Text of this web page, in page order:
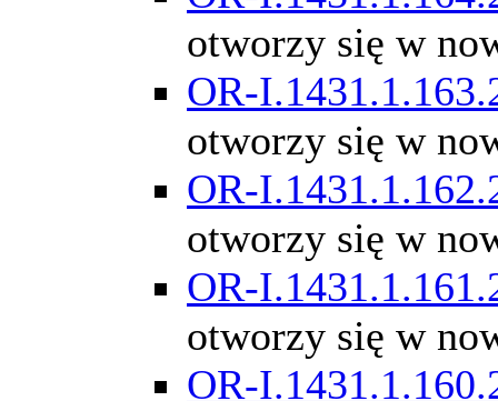
otworzy się w
OR-
otworzy się w
OR-
otworzy się w
OR-
otworzy się w
OR-